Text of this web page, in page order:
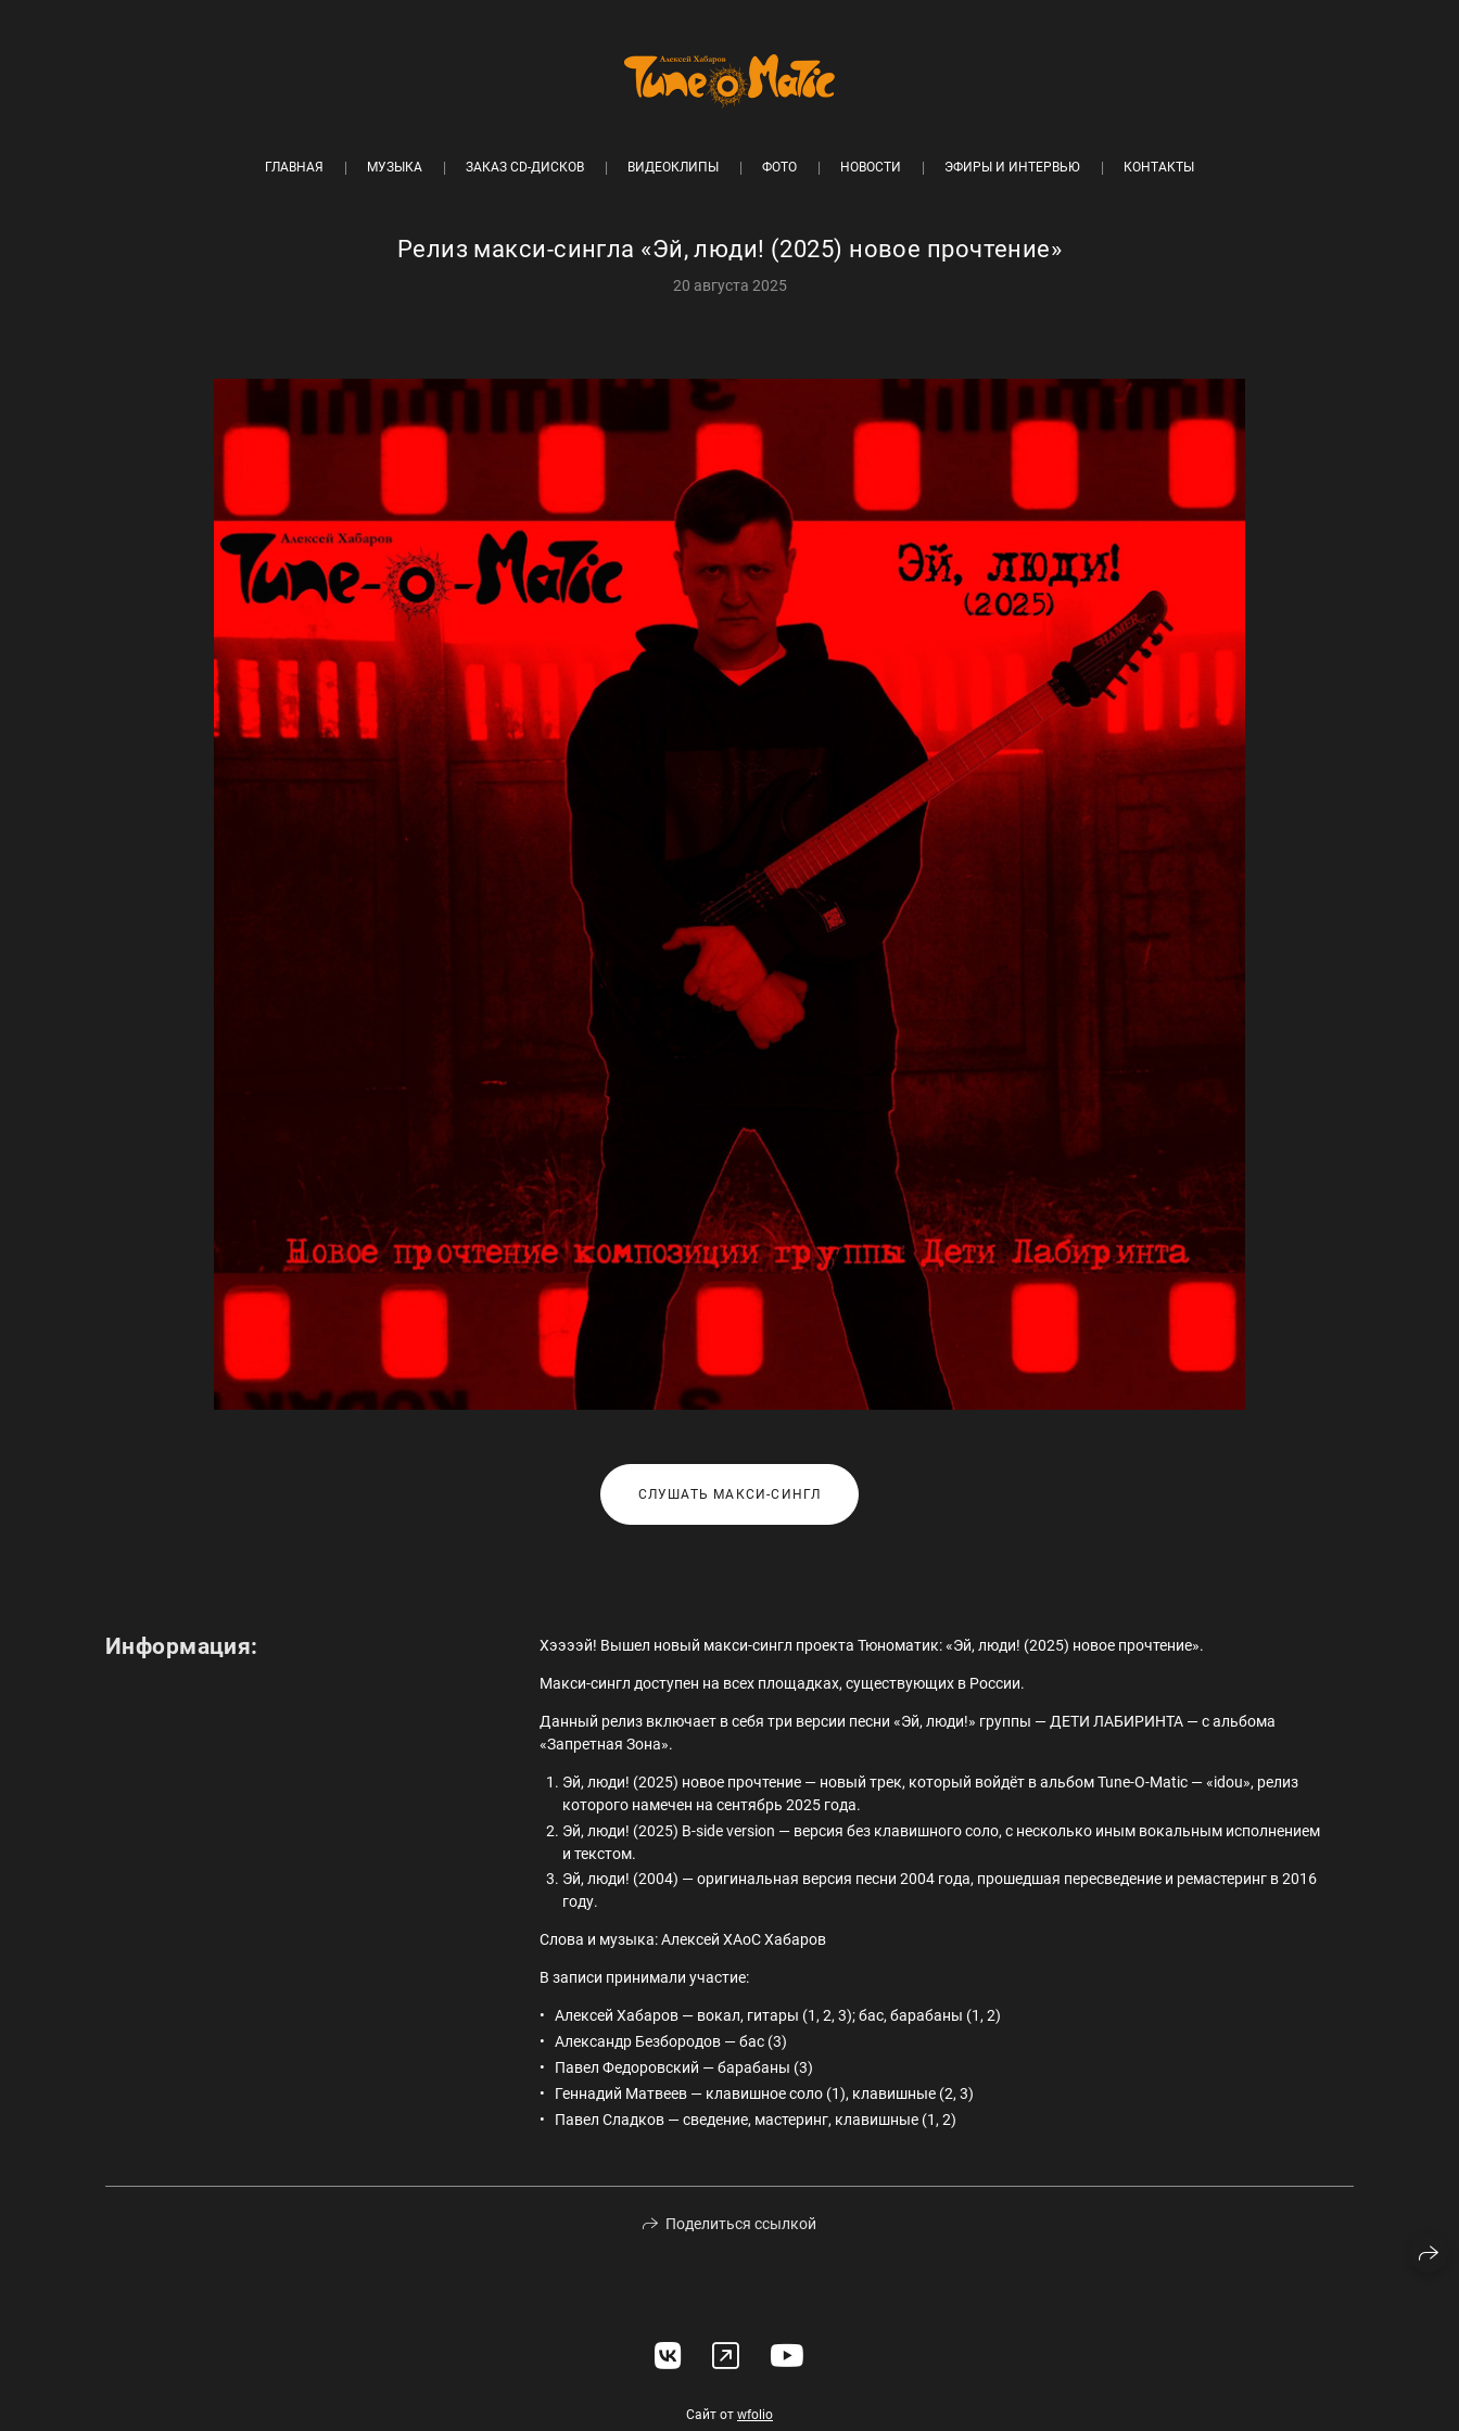
ГЛАВНАЯ МУЗЫКА ЗАКАЗ CD-ДИСКОВ ВИДЕОКЛИПЫ ФОТО НОВОСТИ ЭФИРЫ И ИНТЕРВЬЮ КОНТАКТЫ
Релиз макси-сингла «Эй, люди! (2025) новое прочтение»
20 августа 2025
СЛУШАТЬ МАКСИ-СИНГЛ
Информация: Хээээй! Вышел новый макси-сингл проекта Тюноматик: «Эй, люди! (2025) новое прочтение».
Макси-сингл доступен на всех площадках, существующих в России.
Данный релиз включает в себя три версии песни «Эй, люди!» группы — ДЕТИ ЛАБИРИНТА — с альбома
«Запретная Зона».
Эй, люди! (2025) новое прочтение — новый трек, который войдёт в альбом Tune-O-Matic — «idou», релиз
которого намечен на сентябрь 2025 года.
Эй, люди! (2025) B-side version — версия без клавишного соло, с несколько иным вокальным исполнением
и текстом.
Эй, люди! (2004) — оригинальная версия песни 2004 года, прошедшая пересведение и ремастеринг в 2016
году.
Слова и музыка: Алексей ХАоС Хабаров
В записи принимали участие:
Алексей Хабаров — вокал, гитары (1, 2, 3); бас, барабаны (1, 2)
Александр Безбородов — бас (3)
Павел Федоровский — барабаны (3)
Геннадий Матвеев — клавишное соло (1), клавишные (2, 3)
Павел Сладков — сведение, мастеринг, клавишные (1, 2)
Поделиться ссылкой
Сайт от wfolio